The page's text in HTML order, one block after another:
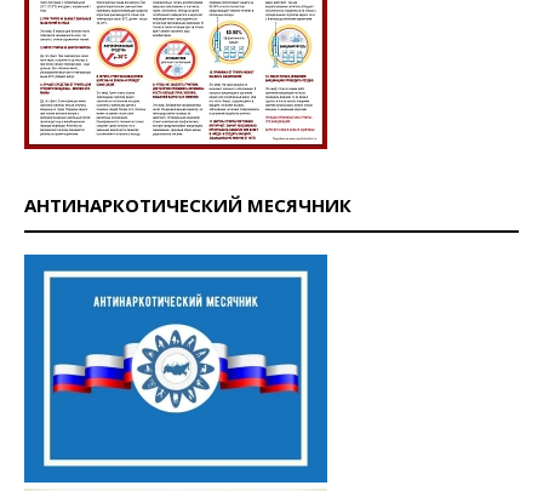
АНТИНАРКОТИЧЕСКИЙ МЕСЯЧНИК